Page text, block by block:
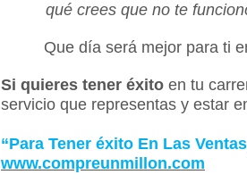
qué crees que no te
Que día será mejor para ti
Si quieres tener éxito en tu
servicio que representas y estar
“Para Tener éxito En Las
www.compreunmillon.com